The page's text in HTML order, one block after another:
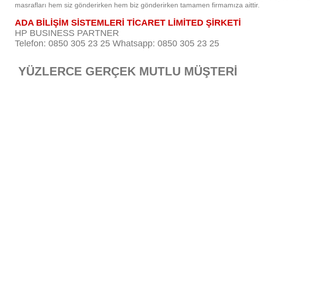
masrafları hem siz gönderirken hem biz gönderirken tamamen firmamıza aittir.
ADA BİLİŞİM SİSTEMLERİ TİCARET LİMİTED ŞİRKETİ
HP BUSINESS PARTNER
Telefon: 0850 305 23 25 Whatsapp: 0850 305 23 25
YÜZLERCE GERÇEK MUTLU MÜŞTERİ